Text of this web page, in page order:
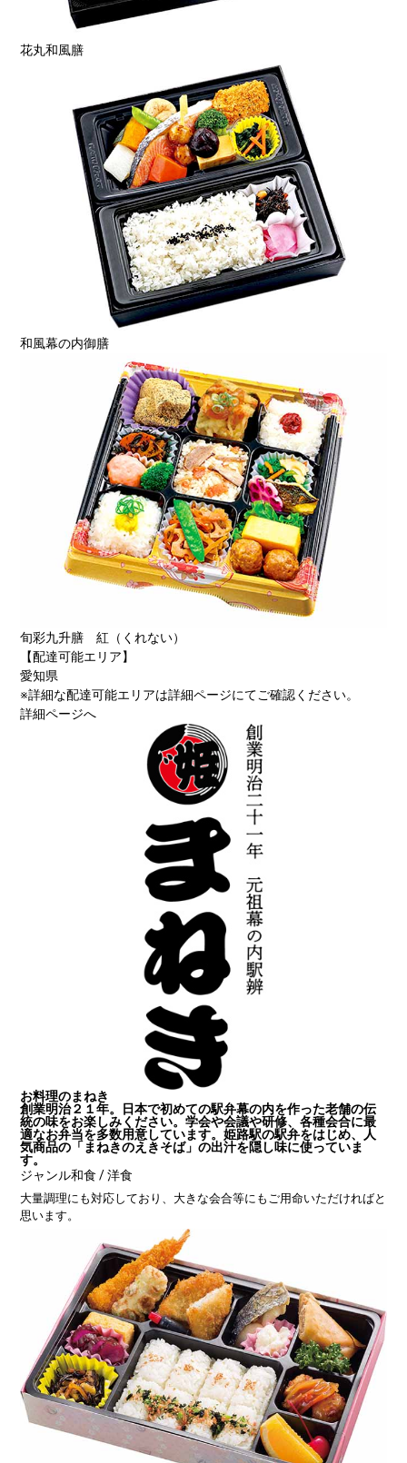
花丸和風膳
和風幕の内御膳
旬彩九升膳 紅（くれない）
【配達可能エリア】
愛知県
※詳細な配達可能エリアは詳細ページにてご確認ください。
詳細ページへ
お料理のまねき
創業明治２１年。日本で初めての駅弁幕の内を作った老舗の伝
統の味をお楽しみください。学会や会議や研修、各種会合に最
適なお弁当を多数用意しています。姫路駅の駅弁をはじめ、人
気商品の「まねきのえきそば」の出汁を隠し味に使っていま
す。
ジャンル和食 / 洋食
大量調理にも対応しており、大きな会合等にもご用命いただければと
思います。